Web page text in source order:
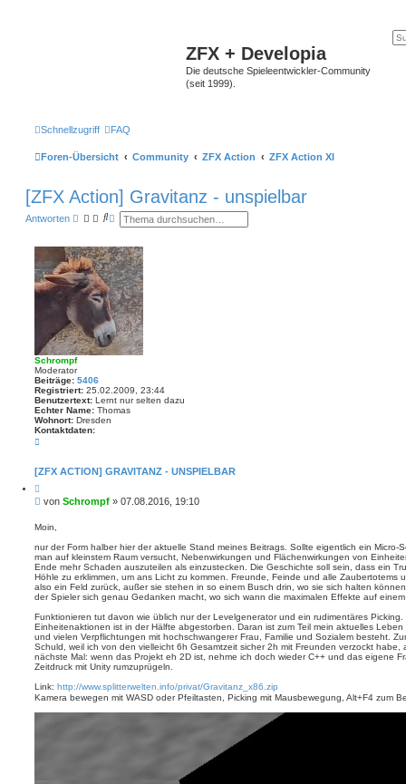
ZFX + Developia
Die deutsche Spieleentwickler-Community
(seit 1999).
Schnellzugriff FAQ
Foren-Übersicht Community ZFX Action ZFX Action XI
[ZFX Action] Gravitanz - unspielbar
Antworten
S
h
e
E
e
i
t
e
r
t
e
S
u
c
h
Schrompf
Moderator
Beiträge: 5406
Registriert: 25.02.2009, 23:44
Benutzertext: Lernt nur selten dazu
Echter Name: Thomas
Wohnort: Dresden
Kontaktdaten:
t
t
t
n
v
o
n
S
c
r
o
m
p
f
[ZFX ACTION] GRAVITANZ - UNSPIELBAR
i
t
e
e
n
B
i
r
a
g
von Schrompf » 07.08.2016, 19:10
Moin,
nur der Form halber hier der aktuelle Stand meines Beitrags. Sollte eigentlich ein Micro-
man auf kleinstem Raum versucht, Nebenwirkungen und Flächenwirkungen von
Ende mehr Schaden auszuteilen als einzustecken. Die Geschichte soll sein, dass ein
Höhle zu erklimmen, um ans Licht zu kommen. Freunde, Feinde und alle Zaubertotems
also ein Feld zurück, außer sie stehen in so einem Busch drin, wo sie sich halten
der Spieler sich genau Gedanken macht, wo sich wann die maximalen Effekte auf
Funktionieren tut davon wie üblich nur der Levelgenerator und ein rudimentäres
Einheitenaktionen ist in der Hälfte abgestorben. Daran ist zum Teil mein aktuelles
und vielen Verpflichtungen mit hochschwangerer Frau, Familie und Sozialem besteht.
Schuld, weil ich von den vielleicht 6h Gesamtzeit sicher 2h mit Freunden verzockt
nächste Mal: wenn das Projekt eh 2D ist, nehme ich doch wieder C++ und das eigene
Zeitdruck mit Unity rumzuprügeln.
Link: http://www.splitterwelten.info/privat/Gravitanz_x86.zip
Kamera bewegen mit WASD oder Pfeiltasten, Picking mit Mausbewegung, Alt+F4 zum